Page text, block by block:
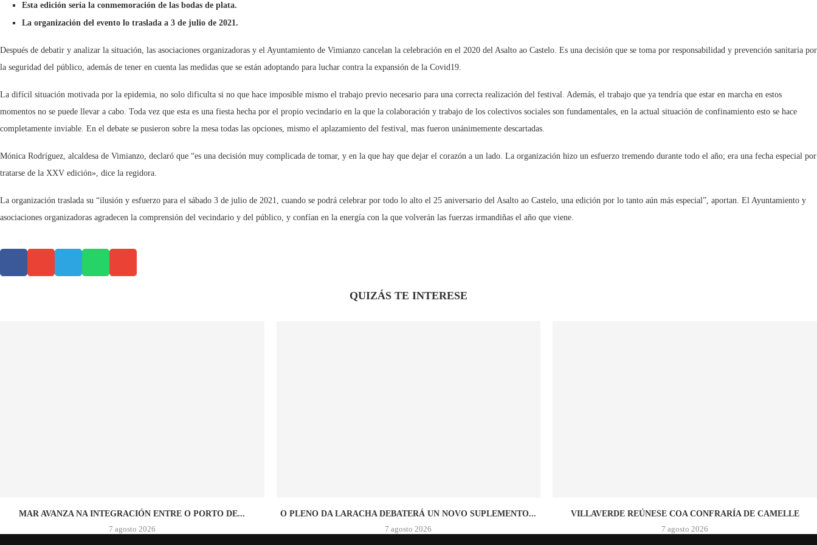
Esta edición sería la conmemoración de las bodas de plata.
La organización del evento lo traslada a 3 de julio de 2021.
Después de debatir y analizar la situación, las asociaciones organizadoras y el Ayuntamiento de Vimianzo cancelan la celebración en el 2020 del Asalto ao Castelo. Es una decisión que se toma por responsabilidad y prevención sanitaria por
la seguridad del público, además de tener en cuenta las medidas que se están adoptando para luchar contra la expansión de la Covid19.
La difícil situación motivada por la epidemia, no solo dificulta si no que hace imposible mismo el trabajo previo necesario para una correcta realización del festival. Además, el trabajo que ya tendría que estar en marcha en estos
momentos no se puede llevar a cabo. Toda vez que esta es una fiesta hecha por el propio vecindario en la que la colaboración y trabajo de los colectivos sociales son fundamentales, en la actual situación de confinamiento esto se hace
completamente inviable. En el debate se pusieron sobre la mesa todas las opciones, mismo el aplazamiento del festival, mas fueron unánimemente descartadas.
Mónica Rodríguez, alcaldesa de Vimianzo, declaró que “es una decisión muy complicada de tomar, y en la que hay que dejar el corazón a un lado. La organización hizo un esfuerzo tremendo durante todo el año; era una fecha especial por
tratarse de la XXV edición», dice la regidora.
La organización traslada su “ilusión y esfuerzo para el sábado 3 de julio de 2021, cuando se podrá celebrar por todo lo alto el 25 aniversario del Asalto ao Castelo, una edición por lo tanto aún más especial”, aportan. El Ayuntamiento y
asociaciones organizadoras agradecen la comprensión del vecindario y del público, y confían en la energía con la que volverán las fuerzas irmandiñas el año que viene.
QUIZÁS TE INTERESE
MAR AVANZA NA INTEGRACIÓN ENTRE O PORTO DE...
7 agosto 2026
O PLENO DA LARACHA DEBATERÁ UN NOVO SUPLEMENTO...
7 agosto 2026
VILLAVERDE REÚNESE COA CONFRARÍA DE CAMELLE
7 agosto 2026